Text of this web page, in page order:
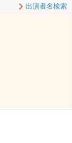
出演者名検索